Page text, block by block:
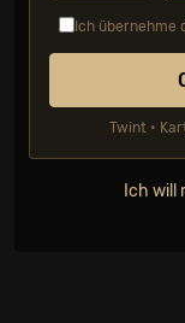
Ich übernehme
Twint •
Ich will